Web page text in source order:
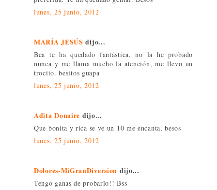
lunes, 25 junio, 2012
MARÍA JESÚS dijo...
Bea te ha quedado fantástica, no la he probado
nunca y me llama mucho la atención, me llevo un
trocito. besitos guapa
lunes, 25 junio, 2012
Adita Donaire dijo...
Que bonita y rica se ve un 10 me encanta, besos
lunes, 25 junio, 2012
Dolores-MiGranDiversion dijo...
Tengo ganas de probarlo!! Bss